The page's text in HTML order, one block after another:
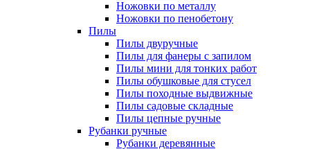
Ножовки по металлу
Ножовки по пенобетону
Пилы
Пилы двуручные
Пилы для фанеры с запилом
Пилы мини для тонких работ
Пилы обушковые для стусел
Пилы походные выдвижные
Пилы садовые складные
Пилы цепные ручные
Рубанки ручные
Рубанки деревянные